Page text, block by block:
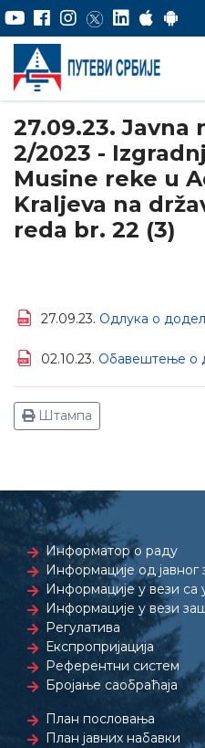
27.09.23. Javna
2/2023 -
Musine reke u
Kraljeva na
reda br. 22 (3)
27.09.23. Одлука о
02.10.23. Обавештење о
Штампа
Информатор о раду
Информације од јавног
Информације у вези
Информације у вези
Регулатива
Експропријација
Референтни систем
Бројање саобраћаја
План пословања
План јавних набавки